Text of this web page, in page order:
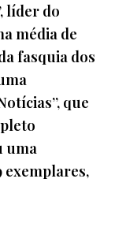
líder do
média de
fasquia dos
que
uma
exemplares,